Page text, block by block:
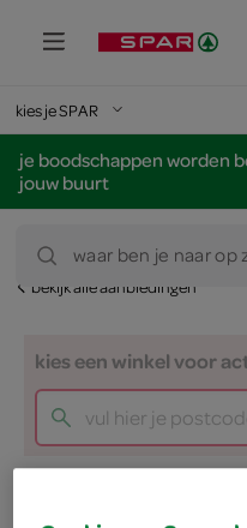
kies je SPAR
je boodschappen worden
jouw buurt
waar ben je naar op
bekijk alle aanbiedingen
kies een winkel voor